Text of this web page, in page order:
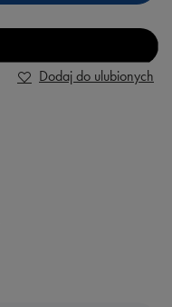
Dodaj do ulubionych